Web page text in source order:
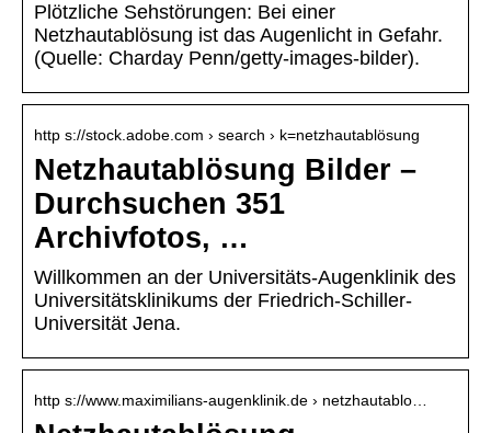
Plötzliche Sehstörungen: Bei einer
Netzhautablösung ist das Augenlicht in Gefahr.
(Quelle: Charday Penn/getty-images-bilder).
http s://stock.adobe.com › search › k=netzhautablösung
Netzhautablösung Bilder –
Durchsuchen 351
Archivfotos, …
Willkommen an der Universitäts-Augenklinik des
Universitätsklinikums der Friedrich-Schiller-
Universität Jena.
http s://www.maximilians-augenklinik.de › netzhautablo…